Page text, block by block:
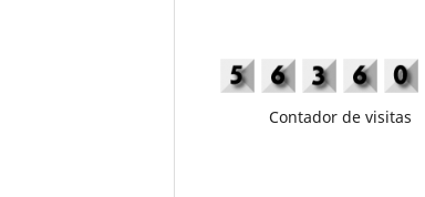
Contador de visitas